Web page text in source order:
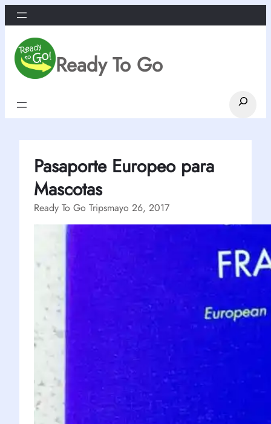
Saltar
al
contenido
Ready To Go
Search
Pasaporte Europeo para
Mascotas
Ready To Go Tripsmayo 26, 2017